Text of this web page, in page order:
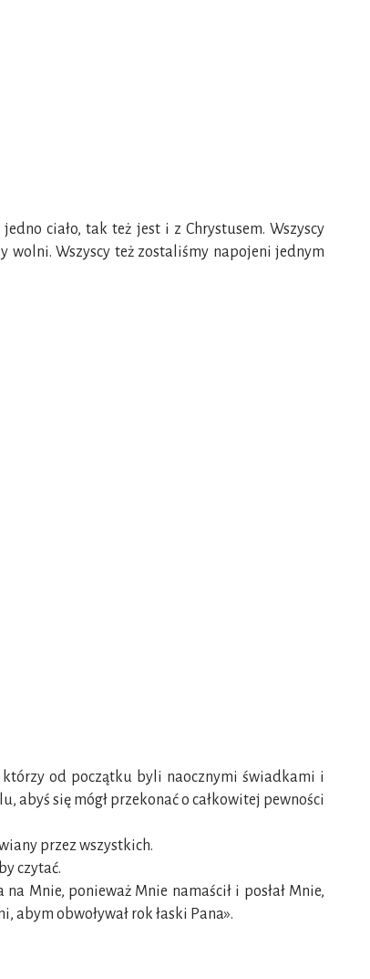
ciało, tak też jest i z Chrystusem. Wszyscy
wolni. Wszyscy też zostaliśmy napojeni jednym
od początku byli naocznymi świadkami i
abyś się mógł przekonać o całkowitej pewności
przez wszystkich.
czytać.
Mnie, ponieważ Mnie namaścił i posłał Mnie,
abym obwoływał rok łaski Pana».